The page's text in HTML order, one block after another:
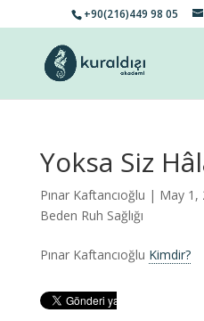
+90(216)449 98 05
Yoksa Siz
Pınar Kaftancıoğlu | May 1,
Beden Ruh Sağlığı
Pınar Kaftancıoğlu Kimdir?